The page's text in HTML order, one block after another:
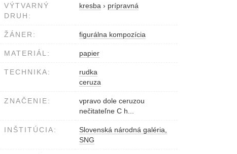
VÝTVARNÝ
DRUH:
kresba › prípravná
ŽÁNER: figurálna kompozícia
MATERIÁL: papier
TECHNIKA:
rudka
ceruza
ZNAČENIE:
vpravo dole ceruzou
nečitateľne C h...
INŠTITÚCIA:
Slovenská národná galéria,
SNG